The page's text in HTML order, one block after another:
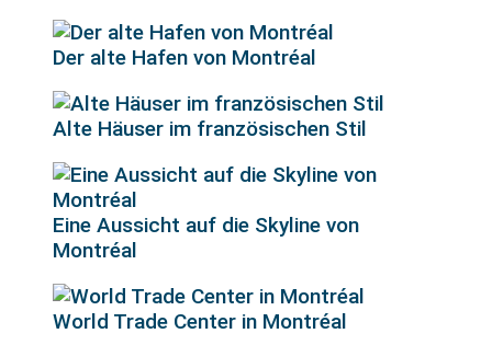
Der alte Hafen von Montréal
Alte Häuser im französischen Stil
Eine Aussicht auf die Skyline von
Montréal
World Trade Center in Montréal